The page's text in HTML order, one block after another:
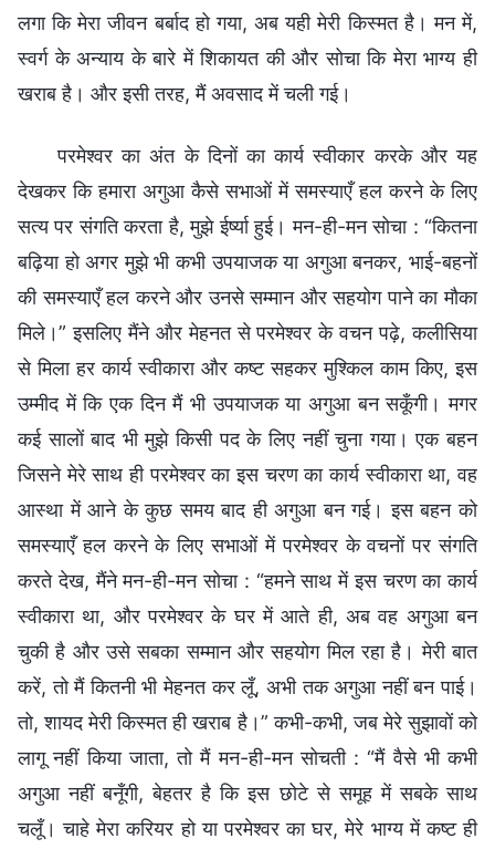
लगा कि मेरा जीवन बर्बाद हो गया, अब यही मेरी किस्मत है। मन में,
स्वर्ग के अन्याय के बारे में शिकायत की और सोचा कि मेरा भाग्य ही
खराब है। और इसी तरह, मैं अवसाद में चली गई।
परमेश्वर का अंत के दिनों का कार्य स्वीकार करके और यह
देखकर कि हमारा अगुआ कैसे सभाओं में समस्याएँ हल करने के लिए
सत्य पर संगति करता है, मुझे ईर्ष्या हुई। मन-ही-मन सोचा : “कितना
बढ़िया हो अगर मुझे भी कभी उपयाजक या अगुआ बनकर, भाई-बहनों
की समस्याएँ हल करने और उनसे सम्मान और सहयोग पाने का मौका
मिले।” इसलिए मैंने और मेहनत से परमेश्वर के वचन पढ़े, कलीसिया
से मिला हर कार्य स्वीकारा और कष्ट सहकर मुश्किल काम किए, इस
उम्मीद में कि एक दिन मैं भी उपयाजक या अगुआ बन सकूँगी। मगर
कई सालों बाद भी मुझे किसी पद के लिए नहीं चुना गया। एक बहन
जिसने मेरे साथ ही परमेश्वर का इस चरण का कार्य स्वीकारा था, वह
आस्था में आने के कुछ समय बाद ही अगुआ बन गई। इस बहन को
समस्याएँ हल करने के लिए सभाओं में परमेश्वर के वचनों पर संगति
करते देख, मैंने मन-ही-मन सोचा : “हमने साथ में इस चरण का कार्य
स्वीकारा था, और परमेश्वर के घर में आते ही, अब वह अगुआ बन
चुकी है और उसे सबका सम्मान और सहयोग मिल रहा है। मेरी बात
करें, तो मैं कितनी भी मेहनत कर लूँ, अभी तक अगुआ नहीं बन पाई।
तो, शायद मेरी किस्मत ही खराब है।” कभी-कभी, जब मेरे सुझावों को
लागू नहीं किया जाता, तो मैं मन-ही-मन सोचती : “मैं वैसे भी कभी
अगुआ नहीं बनूँगी, बेहतर है कि इस छोटे से समूह में सबके साथ
चलूँ। चाहे मेरा करियर हो या परमेश्वर का घर, मेरे भाग्य में कष्ट ही